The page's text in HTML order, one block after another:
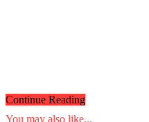
Continue Reading
You may also like...